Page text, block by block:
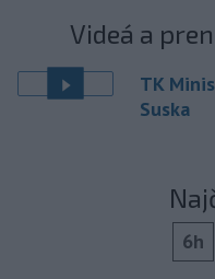
Videá a
TK
Suska
6h